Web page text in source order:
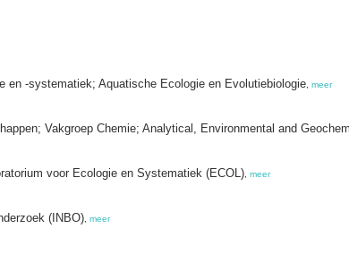
en -systematiek; Aquatische Ecologie en Evolutiebiologie meer
Vakgroep Chemie; Analytical, Environmental and
voor Ecologie en Systematiek (ECOL) meer
(INBO) meer